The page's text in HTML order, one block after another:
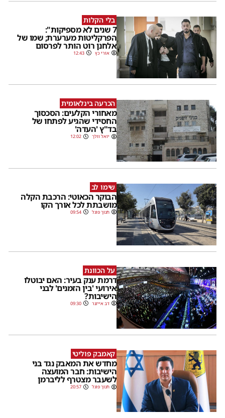
בלי הקלות
7 שנים לא מספיקות":
הפרקליטות מערערת; שמו של
אלחנן רוט הותר לפרסום
אורי כץ 12:43
הכרעה בינלאומית
מאחורי הקלעים: הסכסוך
החסידי שהגיע לפתחו של
בד"ץ 'העדה'
יואל וולך 12:02
שימו לב
הבוקר הכאוטי: הרכבת הקלה
מושבתת לכל אורך הקו
חנוך פוגל 09:54
על הכוונת
דרמת ענק בעיר: האם יבוטלו
אירועי 'בין הזמנים' לבני
הישיבות?
דב אייזנר 09:30
קאמבק פוליטי
מחדש את המאבק נגד בני
הישיבות: חבר המועצה
לשעבר מצטרף לליברמן
חנוך פוגל 20:57